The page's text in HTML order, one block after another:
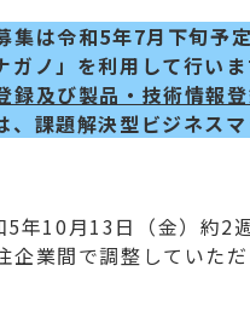
は令和5年7月下旬予定
ガノ」を利用して行い
及び製品・技術情報登
課題解決型ビジネスマ
年10月13日（金）約2
業間で調整していただ